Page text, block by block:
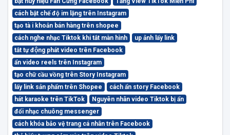
cách bật chế độ im lặng trên Instagram
tạo tà i khoản bán hàng trên shopee
cách nghe nhạc Tiktok khi tắt màn hình
up ảnh lấy link
tắt tự động phát video trên Facebook
ẩn video reels trên Instagram
tạo chữ cầu vồng trên Story Instagram
lấy link sản phẩm trên Shopee
cách ẩn story Facebook
hát karaoke trên TikTok
Nguyên nhân video Tiktok bị ẩn
đổi nhạc chuông messenger
cách khóa bảo vệ trang cá nhân trên Facebook